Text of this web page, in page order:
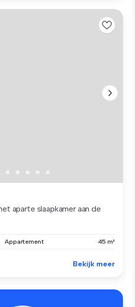
aparte slaapkamer aan de
Appartement 45 m²
Bekijk meer